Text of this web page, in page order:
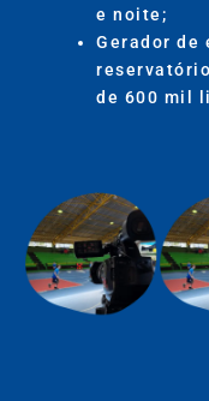
e noite;
Gerador de
de 600 mil